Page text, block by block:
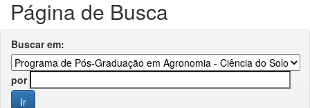
Página de Busca
Buscar em:
por